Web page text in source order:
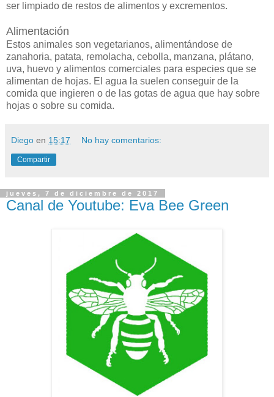
ser limpiado de restos de alimentos y excrementos.
Alimentación
Estos animales son vegetarianos, alimentándose de
zanahoria, patata, remolacha, cebolla, manzana, plátano,
uva, huevo y alimentos comerciales para especies que se
alimentan de hojas. El agua la suelen conseguir de la
comida que ingieren o de las gotas de agua que hay sobre
hojas o sobre su comida.
Diego en 15:17 No hay comentarios:
Compartir
jueves, 7 de diciembre de 2017
Canal de Youtube: Eva Bee Green